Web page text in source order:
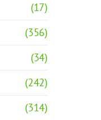
(17)
(356)
(34)
(242)
(314)